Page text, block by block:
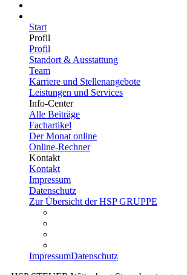
Start
Profil
Profil
Standort & Ausstattung
Team
Karriere und Stellenangebote
Leistungen und Services
Info-Center
Alle Beiträge
Fachartikel
Der Monat online
Online-Rechner
Kontakt
Kontakt
Impressum
Datenschutz
Zur Übersicht der HSP GRUPPE
ImpressumDatenschutz